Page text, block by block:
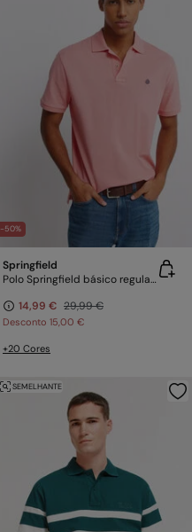
-50%
Springfield
Polo Springfield básico regular fit
14,99 € 29,99 €
Desconto 15,00 €
+20 Cores
SEMELHANTE